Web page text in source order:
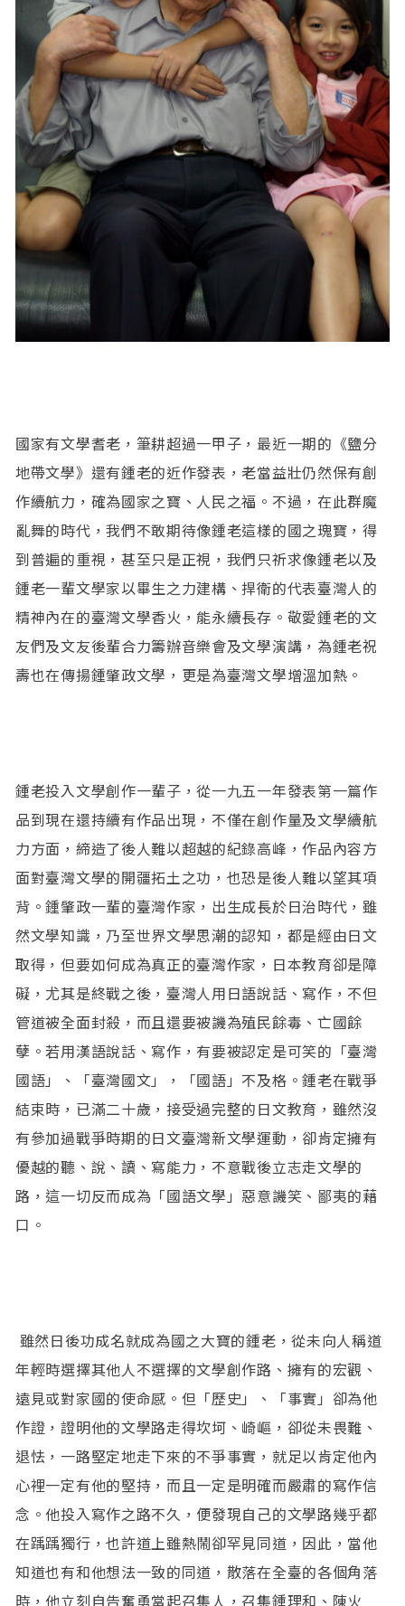
國家有文學耆老，筆耕超過一甲子，最近一期的《鹽分
地帶文學》還有鍾老的近作發表，老當益壯仍然保有創
作續航力，確為國家之寶、人民之福。不過，在此群魔
亂舞的時代，我們不敢期待像鍾老這樣的國之瑰寶，得
到普遍的重視，甚至只是正視，我們只祈求像鍾老以及
鍾老一輩文學家以畢生之力建構、捍衛的代表臺灣人的
精神內在的臺灣文學香火，能永續長存。敬愛鍾老的文
友們及文友後輩合力籌辦音樂會及文學演講，為鍾老祝
壽也在傳揚鍾肇政文學，更是為臺灣文學增溫加熱。
鍾老投入文學創作一輩子，從一九五一年發表第一篇作
品到現在還持續有作品出現，不僅在創作量及文學續航
力方面，締造了後人難以超越的紀錄高峰，作品內容方
面對臺灣文學的開疆拓土之功，也恐是後人難以望其項
背。鍾肇政一輩的臺灣作家，出生成長於日治時代，雖
然文學知識，乃至世界文學思潮的認知，都是經由日文
取得，但要如何成為真正的臺灣作家，日本教育卻是障
礙，尤其是終戰之後，臺灣人用日語說話、寫作，不但
管道被全面封殺，而且還要被譏為殖民餘毒、亡國餘
孽。若用漢語說話、寫作，有要被認定是可笑的「臺灣
國語」、「臺灣國文」，「國語」不及格。鍾老在戰爭
結束時，已滿二十歲，接受過完整的日文教育，雖然沒
有參加過戰爭時期的日文臺灣新文學運動，卻肯定擁有
優越的聽、說、讀、寫能力，不意戰後立志走文學的
路，這一切反而成為「國語文學」惡意譏笑、鄙夷的藉
口。
雖然日後功成名就成為國之大寶的鍾老，從未向人稱道
年輕時選擇其他人不選擇的文學創作路、擁有的宏觀、
遠見或對家國的使命感。但「歷史」、「事實」卻為他
作證，證明他的文學路走得坎坷、崎嶇，卻從未畏難、
退怯，一路堅定地走下來的不爭事實，就足以肯定他內
心裡一定有他的堅持，而且一定是明確而嚴肅的寫作信
念。他投入寫作之路不久，便發現自己的文學路幾乎都
在踽踽獨行，也許道上雖熱鬧卻罕見同道，因此，當他
知道也有和他想法一致的同道，散落在全臺的各個角落
時，他立刻自告奮勇當起召集人，召集鍾理和、陳火